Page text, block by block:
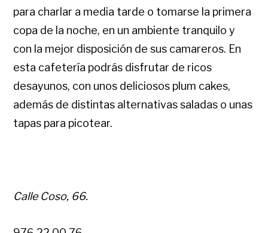
para charlar a media tarde o tomarse la primera
copa de la noche, en un ambiente tranquilo y
con la mejor disposición de sus camareros. En
esta cafetería podrás disfrutar de ricos
desayunos, con unos deliciosos plum cakes,
además de distintas alternativas saladas o unas
tapas para picotear.
Calle Coso, 66.